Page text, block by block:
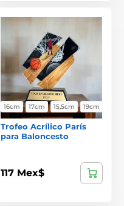
16cm 17cm 15,5cm 19cm
Trofeo Acrílico París
para Baloncesto
117 Mex$